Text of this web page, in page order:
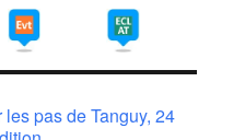
les pas de Tanguy, 24